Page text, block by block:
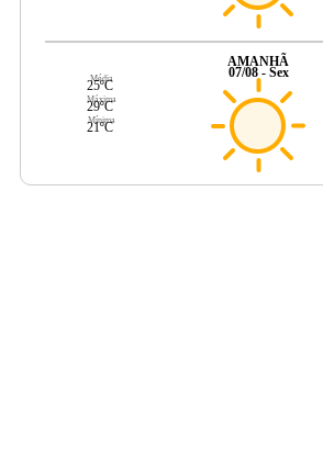
Média
25ºC
Máxima
29ºC
Mínima
21ºC
AMANHÃ
07/08 - Sex